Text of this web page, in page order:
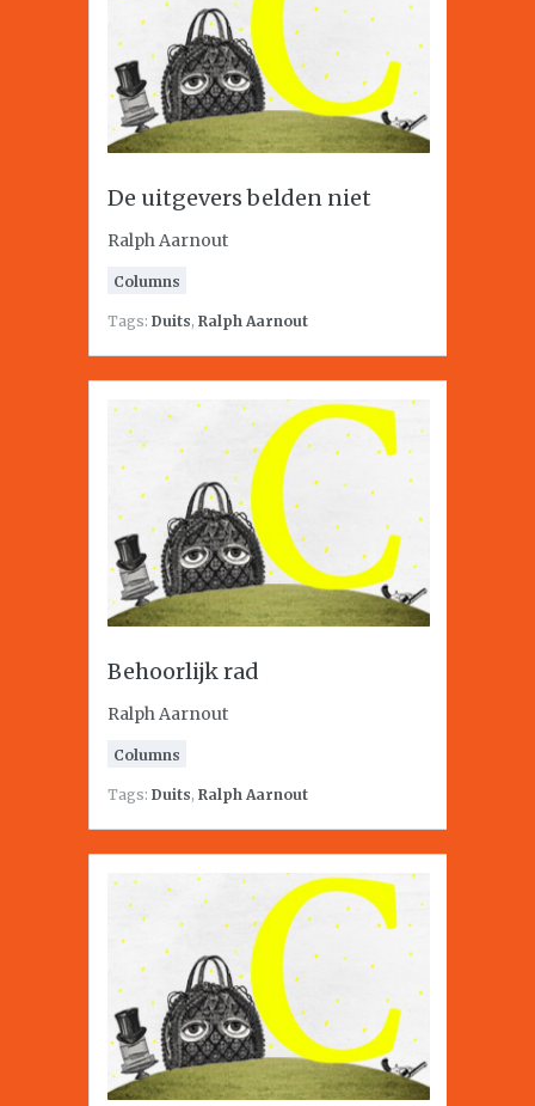
De uitgevers belden niet
Ralph Aarnout
Columns
Tags: Duits, Ralph Aarnout
Behoorlijk rad
Ralph Aarnout
Columns
Tags: Duits, Ralph Aarnout